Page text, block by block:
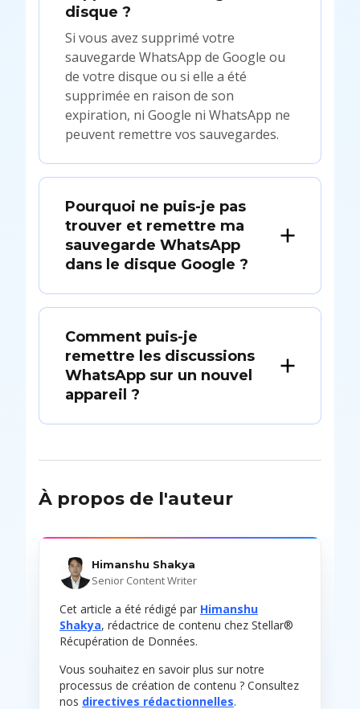
disque ?
Si vous avez supprimé votre
sauvegarde WhatsApp de Google ou
de votre disque ou si elle a été
supprimée en raison de son
expiration, ni Google ni WhatsApp ne
peuvent remettre vos sauvegardes.
Pourquoi ne puis-je pas
trouver et remettre ma
sauvegarde WhatsApp
dans le disque Google ?
Comment puis-je
remettre les discussions
WhatsApp sur un nouvel
appareil ?
À propos de l'auteur
Himanshu Shakya
Senior Content Writer
Cet article a été rédigé par Himanshu
Shakya, rédactrice de contenu chez Stellar®
Récupération de Données.
Vous souhaitez en savoir plus sur notre
processus de création de contenu ? Consultez
nos directives rédactionnelles.